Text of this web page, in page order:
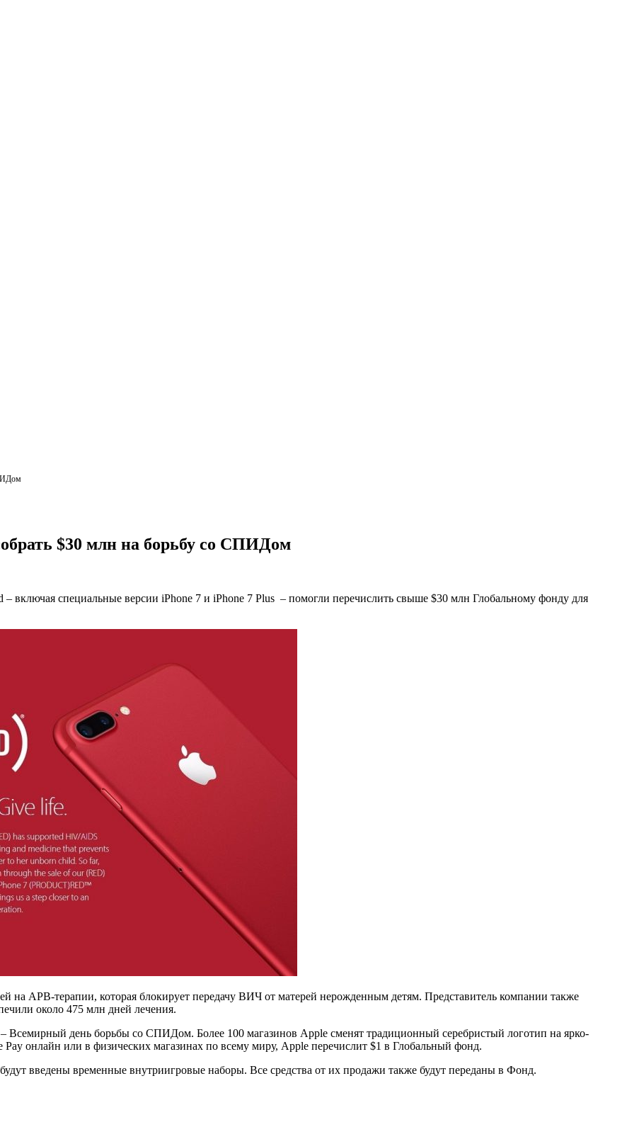
$30 млн на борьбу со СПИДом
включая специальные версии iPhone 7 и iPhone 7 Plus – помогли перечислить свыше $30 млн Глобальному фонду для
на АРВ-терапии, которая блокирует передачу ВИЧ от матерей нерожденным детям. Представитель компании также
около 475 млн дней лечения.
Всемирный день борьбы со СПИДом. Более 100 магазинов Apple сменят традиционный серебристый логотип на ярко-
онлайн или в физических магазинах по всему миру, Apple перечислит $1 в Глобальный фонд.
введены временные внутриигровые наборы. Все средства от их продажи также будут переданы в Фонд.